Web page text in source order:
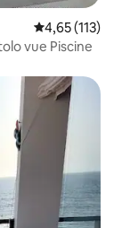
Évaluation
4,65 (113)
vue Piscine